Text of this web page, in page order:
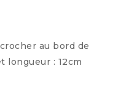
au bord de
longueur : 12cm